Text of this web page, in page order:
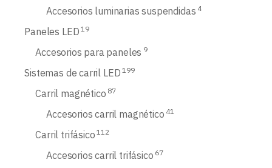
Accesorios luminarias suspendidas 4
Paneles LED 19
Accesorios para paneles 9
Sistemas de carril LED 199
Carril magnético 87
Accesorios carril magnético 41
Carril trifásico 112
Accesorios carril trifásico 67